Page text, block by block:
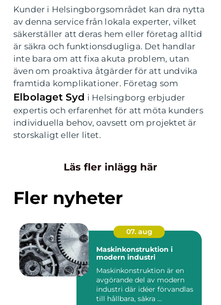
Kunder i Helsingborgsområdet kan dra nytta
av denna service från lokala experter, vilket
säkerställer att deras hem eller företag alltid
är säkra och funktionsdugliga. Det handlar
inte bara om att fixa akuta problem, utan
även om proaktiva åtgärder för att undvika
framtida komplikationer. Företag som
Elbolaget Syd i Helsingborg erbjuder
expertis och erfarenhet för att möta kunders
individuella behov, oavsett om projektet är
storskaligt eller litet.
Läs fler inlägg här
Fler nyheter
07. aug
Maskinkonstruktion i
modern industri
Maskinkonstruktion är en
avgörande del av modern
industri där idéer förvandlas
till hållbara, säkra ...